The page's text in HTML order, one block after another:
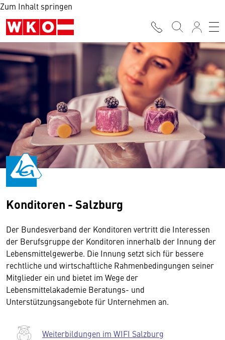
Zum Inhalt springen
Konditoren - Salzburg
Der Bundesverband der Konditoren vertritt die Interessen
der Berufsgruppe der Konditoren innerhalb der Innung der
Lebensmittelgewerbe. Die Innung setzt sich für bessere
rechtliche und wirtschaftliche Rahmenbedingungen seiner
Mitglieder ein und bietet im Wege der
Lebensmittelakademie Beratungs- und
Unterstützungsangebote für Unternehmen an.
Weiterbildungen im WIFI Salzburg